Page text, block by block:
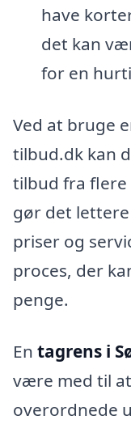
have
det kan
for en
Ved at bruge
tilbud.dk kan
tilbud fra flere
gør det
priser og
proces, der
penge.
En tagrens i
være med til
overordnede